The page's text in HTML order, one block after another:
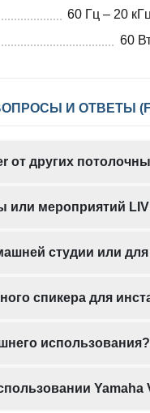
60 Гц – 20 кГц
60
ВОПРОСЫ И ОТВЕТЫ
от других
или мероприятий
студии или
спикера для
использования?
Yamaha